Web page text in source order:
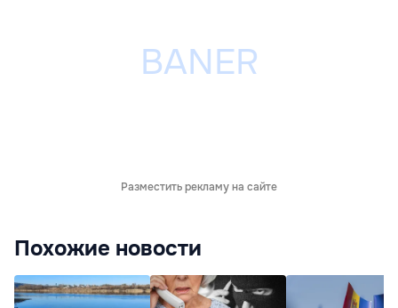
Разместить рекламу на сайте
Похожие новости